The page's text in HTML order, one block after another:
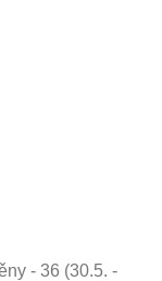
- 36 (30.5. -